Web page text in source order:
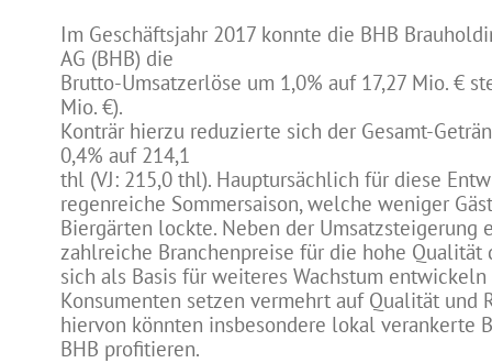
Im Geschäftsjahr 2017 konnte die BHB
AG (BHB) die
Brutto-Umsatzerlöse um 1,0% auf 17,27 Mio. €
Mio. €).
Konträr hierzu reduzierte sich der Gesamt-
0,4% auf 214,1
thl (VJ: 215,0 thl). Hauptursächlich für diese
regenreiche Sommersaison, welche weniger
Biergärten lockte. Neben der Umsatzsteigerung
zahlreiche Branchenpreise für die hohe Qualität
sich als Basis für weiteres Wachstum entwickeln
Konsumenten setzen vermehrt auf Qualität und
hiervon könnten insbesondere lokal verankerte
BHB profitieren.